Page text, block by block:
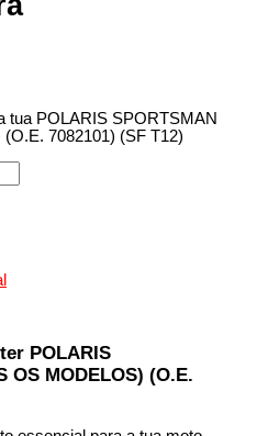
tua POLARIS SPORTSMAN
7082101) (SF T12)
POLARIS
OS MODELOS) (O.E.